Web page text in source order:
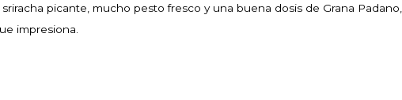
picante, mucho pesto fresco y una buena dosis de Grana Padano,
impresiona.